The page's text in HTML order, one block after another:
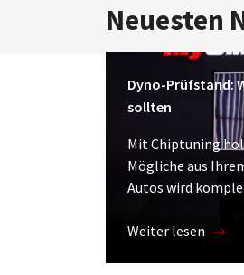
Neuesten
Dyno-Prüfstand:
sollten
Mit Chiptuning
Mögliche aus
Autos wird
Weiter lesen